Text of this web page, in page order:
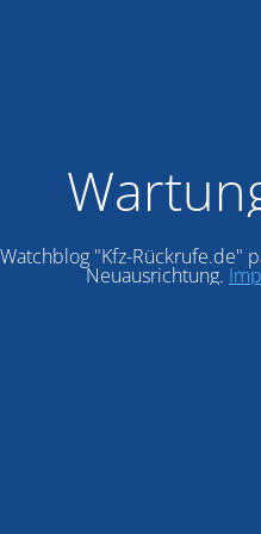
"Kfz-Rückrufe.de"
Neuausrichtung.